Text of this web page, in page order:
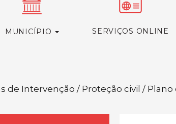
MUNICÍPIO SERVIÇOS ONLINE
de Intervenção / Proteção civil /